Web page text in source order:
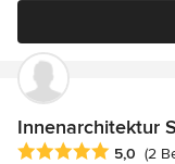
Innenarchitektur
Durchschnittliche
5,0 (2